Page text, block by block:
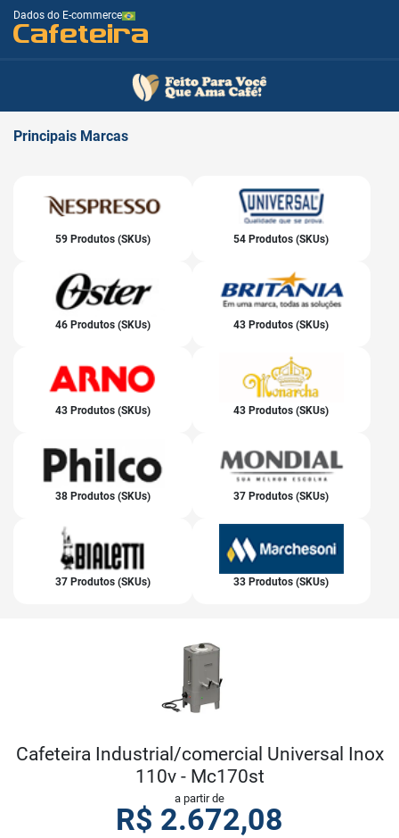
Dados do E-commerce
Cafeteira
Principais Marcas
59 Produtos (SKUs) 54 Produtos (SKUs)
46 Produtos (SKUs) 43 Produtos (SKUs)
43 Produtos (SKUs) 43 Produtos (SKUs)
38 Produtos (SKUs) 37 Produtos (SKUs)
37 Produtos (SKUs) 33 Produtos (SKUs)
Cafeteira Industrial/comercial Universal Inox
110v - Mc170st
a partir de
R$ 2.672,08